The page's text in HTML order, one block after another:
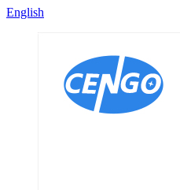
English